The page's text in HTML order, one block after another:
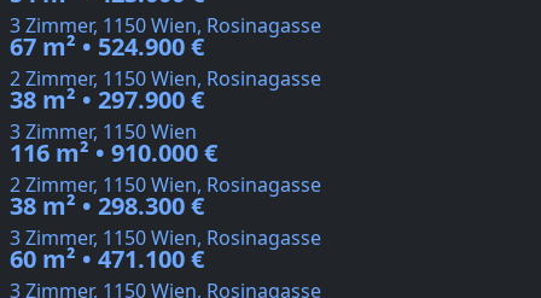
3 Zimmer, 1150 Wien, Rosinagasse
67 m² • 524.900 €
2 Zimmer, 1150 Wien, Rosinagasse
38 m² • 297.900 €
3 Zimmer, 1150 Wien
116 m² • 910.000 €
2 Zimmer, 1150 Wien, Rosinagasse
38 m² • 298.300 €
3 Zimmer, 1150 Wien, Rosinagasse
60 m² • 471.100 €
3 Zimmer, 1150 Wien, Rosinagasse